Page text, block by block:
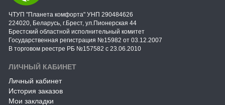
ЧТУП "Планета комфорта" УНП 290484626
224020, Беларусь, г.Брест, ул.Пионерская 44
Брестский областной исполнительный комитет
Государственная регистрация №15982 от 03.12.2007
В торговом реестре РБ №157582 с 23.06.2010
ЛИЧНЫЙ КАБИНЕТ
Личный кабинет
История заказов
Мои закладки